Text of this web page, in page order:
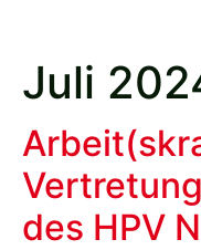
Juli
des HPV